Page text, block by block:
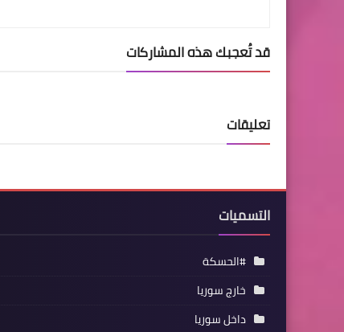
قد تُعجبك هذه المشاركات
تعليقات
التسميات
#الحسكة
خارج سوريا
داخل سوريا